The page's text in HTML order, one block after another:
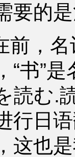
要的
前，
“书”
読む.
行日
这也